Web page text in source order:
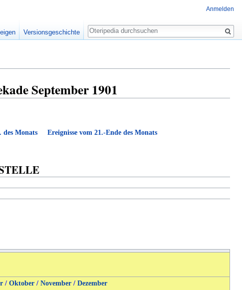
September 1901
des Monats Ereignisse vom 21.-Ende des Monats
/ Oktober/ November/ Dezember
Anmelden
Versionsgeschichte
Suche